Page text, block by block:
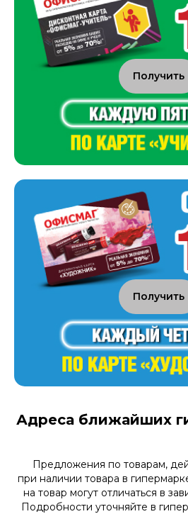
Получить
Получить
Адреса ближайших
Предложения по товарам,
при наличии товара в
на товар могут отличаться в
Подробности уточняйте в